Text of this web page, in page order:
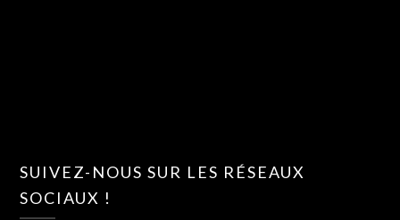
SUIVEZ-NOUS SUR LES RÉSEAUX
SOCIAUX !